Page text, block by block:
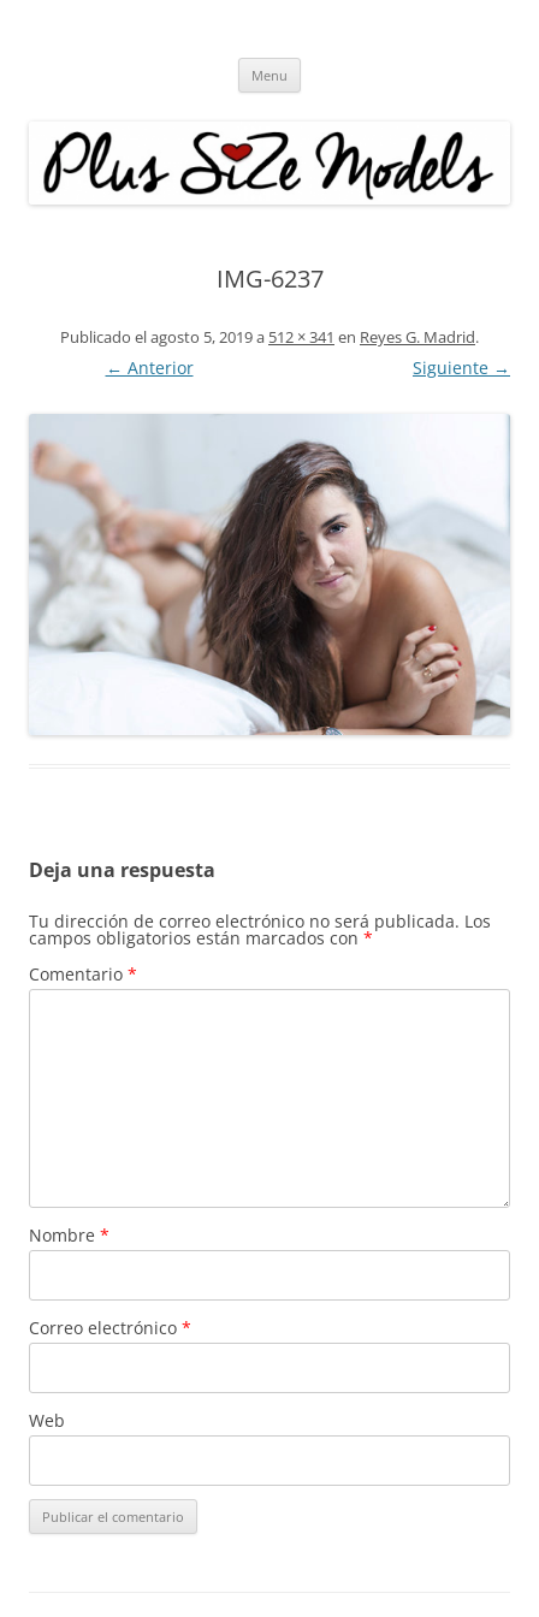
Plus Size Models
Menu
IMG-6237
Publicado elagosto 5, 2019a 512 × 341 en Reyes G. Madrid.
← Anterior Siguiente →
Deja una respuesta
Tu dirección de correo electrónico no será publicada. Los
campos obligatorios están marcados con *
Comentario *
Nombre *
Correo electrónico *
Web